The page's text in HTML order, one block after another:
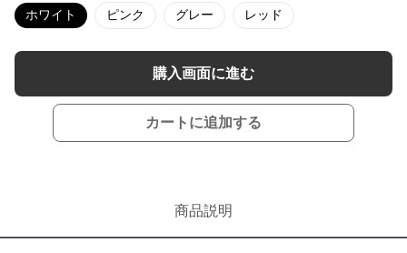
ホワイト ピンク グレー レッド
購入画面に進む
カートに追加する
商品説明